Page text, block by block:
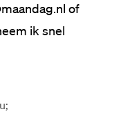
of
ik snel